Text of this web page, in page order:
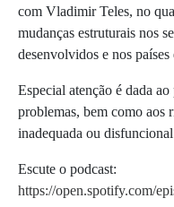
com Vladimir Teles, no
mudanças estruturais nos
desenvolvidos e nos
Especial atenção é dada
problemas, bem como aos
inadequada ou
Escute o podcast:
https://open.spotify.com/